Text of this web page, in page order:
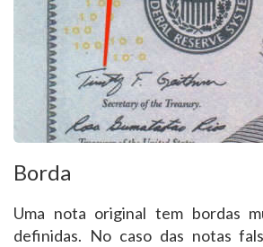
Borda
Uma nota original tem bordas
definidas. No caso das notas